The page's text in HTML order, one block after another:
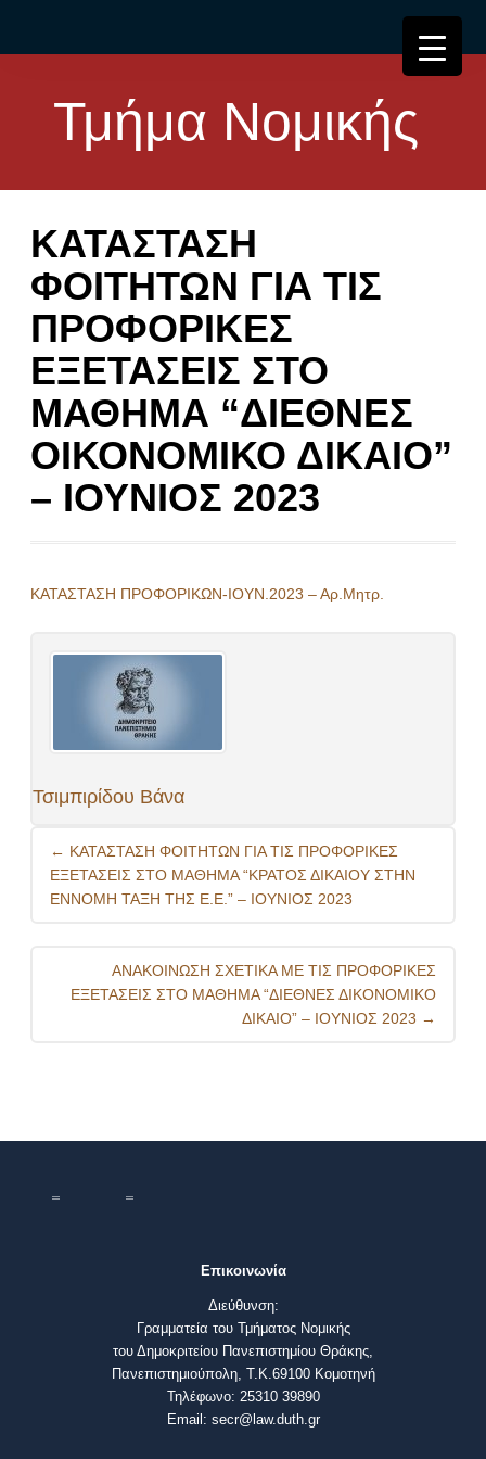
Τμήμα Νομικής
ΚΑΤΑΣΤΑΣΗ
ΦΟΙΤΗΤΩΝ ΓΙΑ ΤΙΣ
ΠΡΟΦΟΡΙΚΕΣ
ΕΞΕΤΑΣΕΙΣ ΣΤΟ
ΜΑΘΗΜΑ “ΔΙΕΘΝΕΣ
ΟΙΚΟΝΟΜΙΚΟ ΔΙΚΑΙΟ”
– ΙΟΥΝΙΟΣ 2023
ΚΑΤΑΣΤΑΣΗ ΠΡΟΦΟΡΙΚΩΝ-ΙΟΥΝ.2023 – Αρ.Μητρ.
Τσιμπιρίδου Βάνα
Post
navigation
← ΚΑΤΑΣΤΑΣΗ ΦΟΙΤΗΤΩΝ ΓΙΑ ΤΙΣ ΠΡΟΦΟΡΙΚΕΣ
ΕΞΕΤΑΣΕΙΣ ΣΤΟ ΜΑΘΗΜΑ “ΚΡΑΤΟΣ ΔΙΚΑΙΟΥ ΣΤΗΝ
ΕΝΝΟΜΗ ΤΑΞΗ ΤΗΣ Ε.Ε.” – ΙΟΥΝΙΟΣ 2023
ΑΝΑΚΟΙΝΩΣΗ ΣΧΕΤΙΚΑ ΜΕ ΤΙΣ ΠΡΟΦΟΡΙΚΕΣ
ΕΞΕΤΑΣΕΙΣ ΣΤΟ ΜΑΘΗΜΑ “ΔΙΕΘΝΕΣ ΔΙΚΟΝΟΜΙΚΟ
ΔΙΚΑΙΟ” – ΙΟΥΝΙΟΣ 2023 →
Επικοινωνία
Διεύθυνση:
Γραμματεία του Τμήματος Νομικής
του Δημοκριτείου Πανεπιστημίου Θράκης,
Πανεπιστημιούπολη, Τ.Κ.69100 Κομοτηνή
Τηλέφωνο: 25310 39890
Email: secr@law.duth.gr